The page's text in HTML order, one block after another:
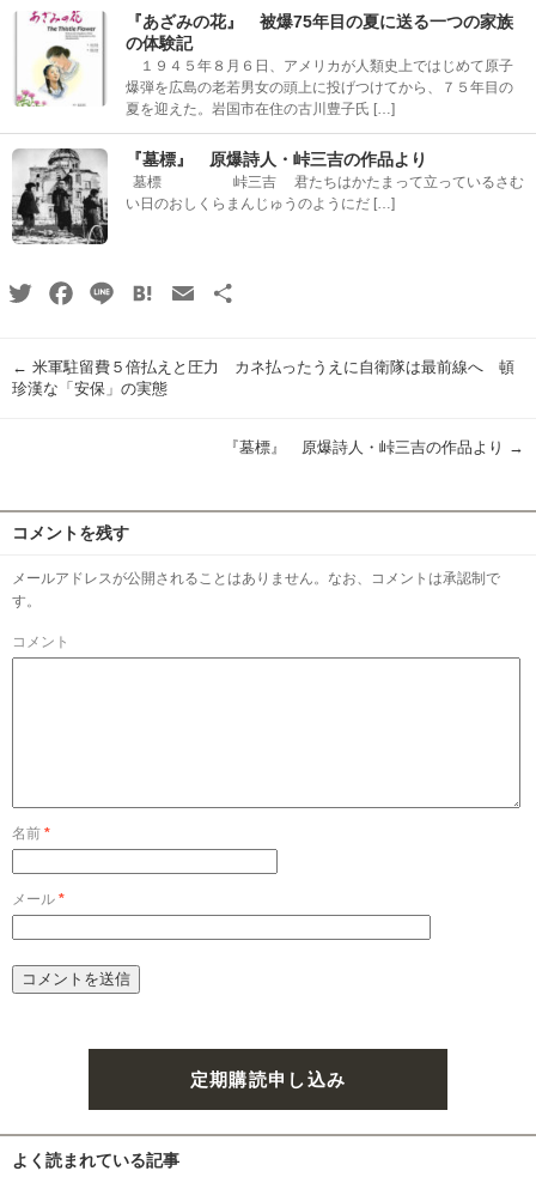
『あざみの花』 被爆75年目の夏に送る一つの家族
の体験記
１９４５年８月６日、アメリカが人類史上ではじめて原子
爆弾を広島の老若男女の頭上に投げつけてから、７５年目の
夏を迎えた。岩国市在住の古川豊子氏 […]
『墓標』 原爆詩人・峠三吉の作品より
墓標 峠三吉 君たちはかたまって立っているさむ
い日のおしくらまんじゅうのようにだ […]
TwitterFacebook
Line HatenaEmail
← 米軍駐留費５倍払えと圧力 カネ払ったうえに自衛隊は最前線へ 頓
珍漢な「安保」の実態
『墓標』 原爆詩人・峠三吉の作品より →
コメントを残す
メールアドレスが公開されることはありません。なお、コメントは承認制で
す。
コメント
名前 *
メール *
定期購読申し込み
よく読まれている記事